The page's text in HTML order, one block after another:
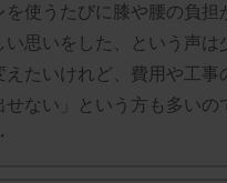
使うたびに膝や腰の負担
思いをした、という声は
えたいけれど、費用や工事
せない」という方も多いの